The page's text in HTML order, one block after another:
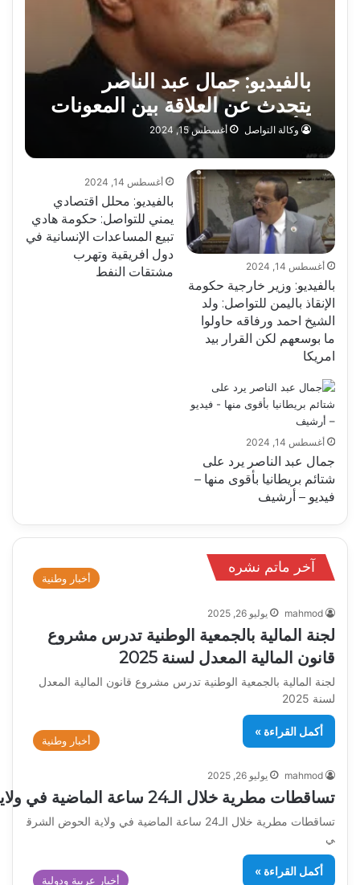
بالفيديو: جمال عبد الناصر
يتحدث عن العلاقة بين المعونات
الأجنبية واستقلالية القرار
الوطني
وكالة التواصل أغسطس 15, 2024
أغسطس 14, 2024
بالفيديو: وزير خارجية حكومة
الإنقاذ باليمن للتواصل: ولد
الشيخ احمد ورفاقه حاولوا
ما بوسعهم لكن القرار بيد
امريكا
أغسطس 14, 2024
بالفيديو: محلل اقتصادي
يمني للتواصل: حكومة هادي
تبيع المساعدات الإنسانية في
دول افريقية وتهرب
مشتقات النفط
أغسطس 14, 2024
جمال عبد الناصر يرد على
شتائم بريطانيا بأقوى منها –
فيديو – أرشيف
آخر ماتم نشره
أخبار وطنية
mahmod يوليو 26, 2025
لجنة المالية بالجمعية الوطنية تدرس مشروع
قانون المالية المعدل لسنة 2025
لجنة المالية بالجمعية الوطنية تدرس مشروع قانون المالية المعدل
لسنة 2025
أكمل القراءة »
أخبار وطنية
mahmod يوليو 26, 2025
تساقطات مطرية خلال الـ24 ساعة الماضية في ولاية الحوض الشرقي
تساقطات مطرية خلال الـ24 ساعة الماضية في ولاية الحوض الشرق
ي
أكمل القراءة »
أخبار عربية ودولية